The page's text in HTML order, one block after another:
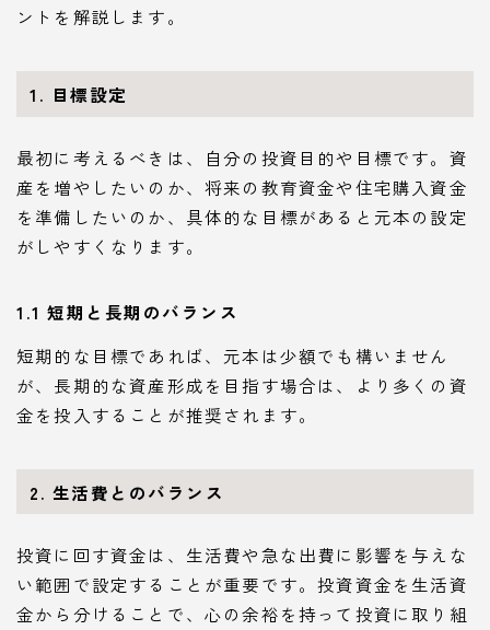
ントを解説します。
1. 目標設定
最初に考えるべきは、自分の投資目的や目標です。資
産を増やしたいのか、将来の教育資金や住宅購入資金
を準備したいのか、具体的な目標があると元本の設定
がしやすくなります。
1.1 短期と長期のバランス
短期的な目標であれば、元本は少額でも構いません
が、長期的な資産形成を目指す場合は、より多くの資
金を投入することが推奨されます。
2. 生活費とのバランス
投資に回す資金は、生活費や急な出費に影響を与えな
い範囲で設定することが重要です。投資資金を生活資
金から分けることで、心の余裕を持って投資に取り組